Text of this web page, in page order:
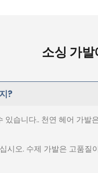
소싱 가
?
습니다.. 천연 헤어 가
시오. 수제 가발은 고품